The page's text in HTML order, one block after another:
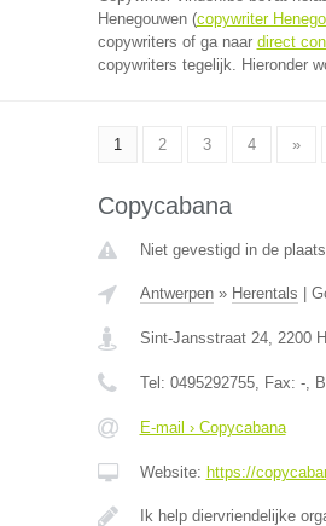
Henegouwen (copywriter
copywriters of ga naar direct
copywriters tegelijk. Hieronder
1 2 3 4 »
Copycabana
Niet gevestigd in de
Antwerpen» Herentals
Sint-Jansstraat 24, 2200
Tel: 0495292755, Fax: -,
E-mail › Copycabana
Website: https://
Ik help diervriendelijke